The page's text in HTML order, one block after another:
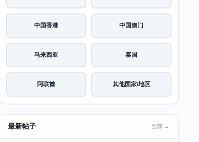
中国香港 中国澳门
马来西亚 泰国
阿联酋 其他国家/地区
最新帖子 全部 →